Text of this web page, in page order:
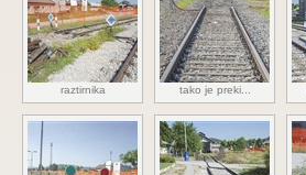
raztirnika tako je preki...